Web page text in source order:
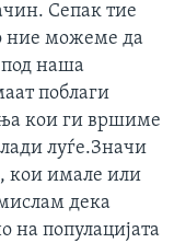
Сепак тие
ние можеме да
наша
поблаги
кои ги вршиме
луѓе.Значи
кои имале или
дека
на популацијата